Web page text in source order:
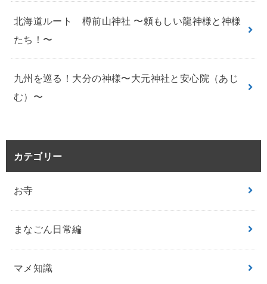
北海道ルート 樽前山神社 〜頼もしい龍神様と神様
たち！〜
九州を巡る！大分の神様〜大元神社と安心院（あじ
む）〜
カテゴリー
お寺
まなごん日常編
マメ知識